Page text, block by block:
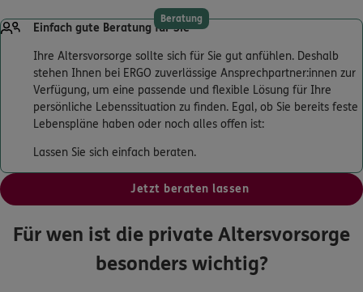
Beratung
Einfach gute Beratung für Sie
Ihre Altersvorsorge sollte sich für Sie gut anfühlen. Deshalb
stehen Ihnen bei ERGO zuverlässige Ansprechpartner:innen zur
Verfügung, um eine passende und flexible Lösung für Ihre
persönliche Lebenssituation zu finden. Egal, ob Sie bereits feste
Lebenspläne haben oder noch alles offen ist:
Lassen Sie sich einfach beraten.
Jetzt beraten lassen
Für wen ist die private Altersvorsorge
besonders wichtig?